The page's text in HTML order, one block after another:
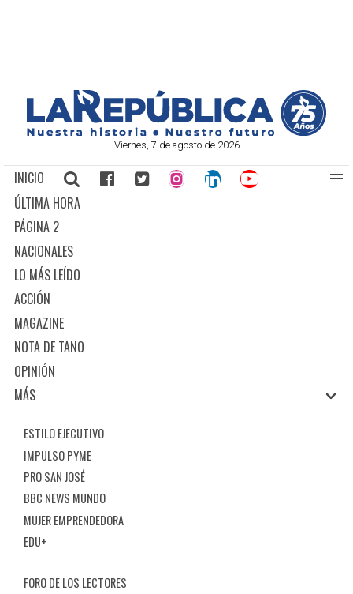
Viernes, 7 de agosto de 2026
INICIO
ÚLTIMA HORA
PÁGINA 2
NACIONALES
LO MÁS LEÍDO
ACCIÓN
MAGAZINE
NOTA DE TANO
OPINIÓN
MÁS
ESTILO EJECUTIVO
IMPULSO PYME
PRO SAN JOSÉ
BBC NEWS MUNDO
MUJER EMPRENDEDORA
EDU+
FORO DE LOS LECTORES